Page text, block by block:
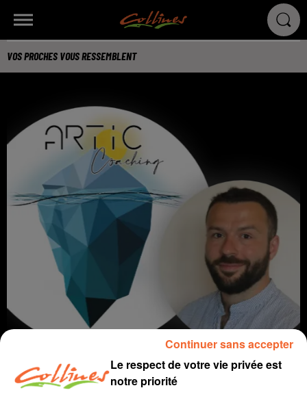
VOS PROCHES VOUS RESSEMBLENT
Le respect de votre vie privée est
notre priorité
Continuer sans accepter